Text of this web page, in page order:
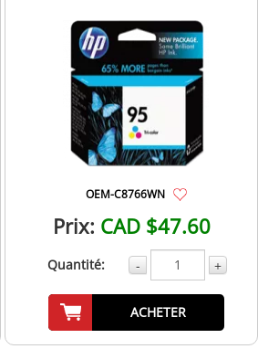
OEM-C8766WN
Prix: CAD $47.60
Quantité: - +
ACHETER